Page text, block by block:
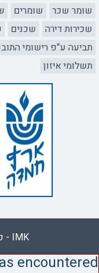
שומר שכר
שומרים
שכירות דירה
שכנים
תביעה ע"פ רישומי
תשלומי איזון
IMK - פיתוח מערכות אינטרנטיות
encountered